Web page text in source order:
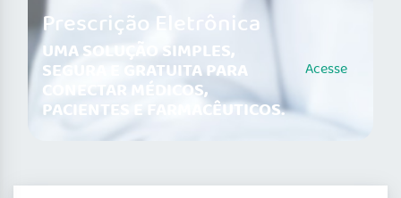
Prescrição Eletrônica
UMA SOLUÇÃO SIMPLES,
SEGURA E GRATUITA PARA
CONECTAR MÉDICOS,
PACIENTES E FARMACÊUTICOS.
Acesse